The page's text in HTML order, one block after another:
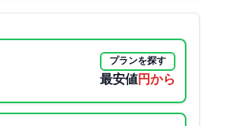
プランを探す
最安値8190円から